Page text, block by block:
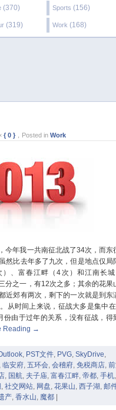
(370) Sports (156)
(319) Work (168)
{ 0 } ，Posted inWork
年我一共南征北战了34次，而东
然比去年多了九次，但是地点仅局
、富春江畔（4次）和江南长
分之一，有12次之多；其余的花果
近郊有两次，剩下的一次就是到东
从时间上来说，征战大多是集中
份由于过年的关系，没有征战，得
Reading →
, PST文件, PVG,SkyDrive,
,临安府,五环会,会稽府,免税商店,
, 国航, 夫子庙,富春江畔,帝都,手机
,社交网站, 网盘,花果山,西子湖,邮
产,香水山, 魔都